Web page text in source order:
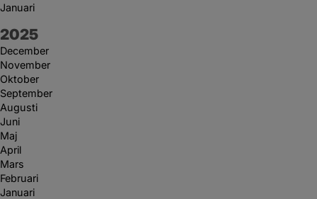
Januari
År:
2025
December
November
Oktober
September
Augusti
Juni
Maj
April
Mars
Februari
Januari